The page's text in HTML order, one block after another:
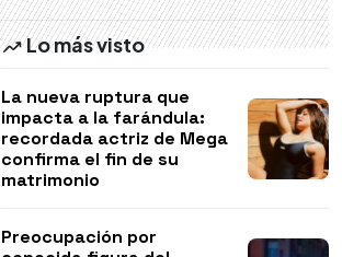
Lo más visto
La nueva ruptura que
impacta a la farándula:
recordada actriz de Mega
confirma el fin de su
matrimonio
Preocupación por